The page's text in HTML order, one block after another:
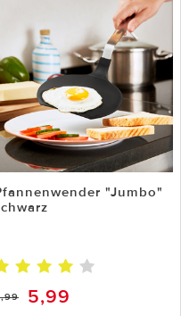
"Jumbo"
5,99